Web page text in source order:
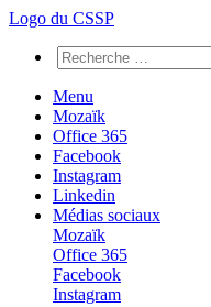
Logo du CSSP
Menu
Mozaïk
Office 365
Facebook
Instagram
Linkedin
Médias sociaux
Mozaïk
Office 365
Facebook
Instagram